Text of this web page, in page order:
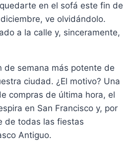
en el sofá este fin de
ve olvidándolo.
a la calle y, sinceramente,
de semana más potente de
ciudad. ¿El motivo? Una
compras de última hora, el
en San Francisco y, por
de todas las fiestas
Antiguo.